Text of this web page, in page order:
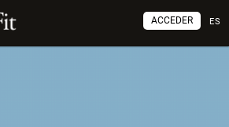
ES
ACCEDER